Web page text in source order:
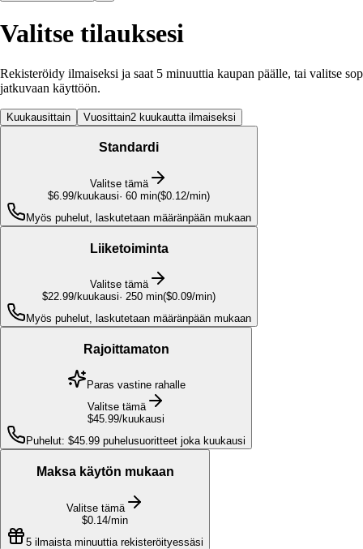
Valitse tilauksesi
Rekisteröidy ilmaiseksi ja saat 5 minuuttia kaupan päälle, tai valitse
jatkuvaan käyttöön.
Kuukausittain Vuosittain2 kuukautta ilmaiseksi
Standardi
Valitse tämä
$6.99/kuukausi· 60 min($0.12/min)
Myös puhelut, laskutetaan määränpään mukaan
Liiketoiminta
Valitse tämä
$22.99/kuukausi· 250 min($0.09/min)
Myös puhelut, laskutetaan määränpään mukaan
Rajoittamaton
Paras vastine rahalle
Valitse tämä
$45.99/kuukausi
Puhelut: $45.99 puhelusuoritteet joka kuukausi
Maksa käytön mukaan
Valitse tämä
$0.14/min
5 ilmaista minuuttia rekisteröityessäsi